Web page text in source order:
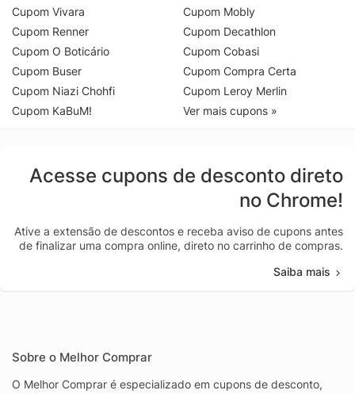
Cupom Vivara
Cupom Renner
Cupom O Boticário
Cupom Buser
Cupom Niazi Chohfi
Cupom KaBuM!
Cupom Mobly
Cupom Decathlon
Cupom Cobasi
Cupom Compra Certa
Cupom Leroy Merlin
Ver mais cupons »
Acesse cupons de desconto direto
no Chrome!
Ative a extensão de descontos e receba aviso de cupons antes
de finalizar uma compra online, direto no carrinho de compras.
Saiba mais
Sobre o Melhor Comprar
O Melhor Comprar é especializado em cupons de desconto,